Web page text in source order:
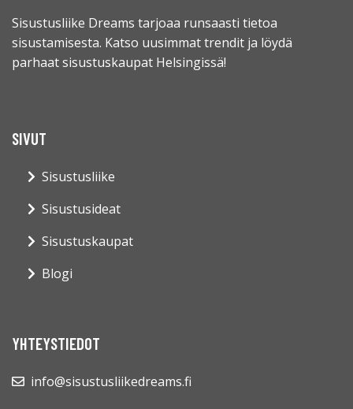
Sisustusliike Dreams tarjoaa runsaasti tietoa
sisustamisesta. Katso uusimmat trendit ja löydä
parhaat sisustuskaupat Helsingissä!
SIVUT
Sisustusliike
Sisustusideat
Sisustuskaupat
Blogi
YHTEYSTIEDOT
info@sisustusliikedreams.fi